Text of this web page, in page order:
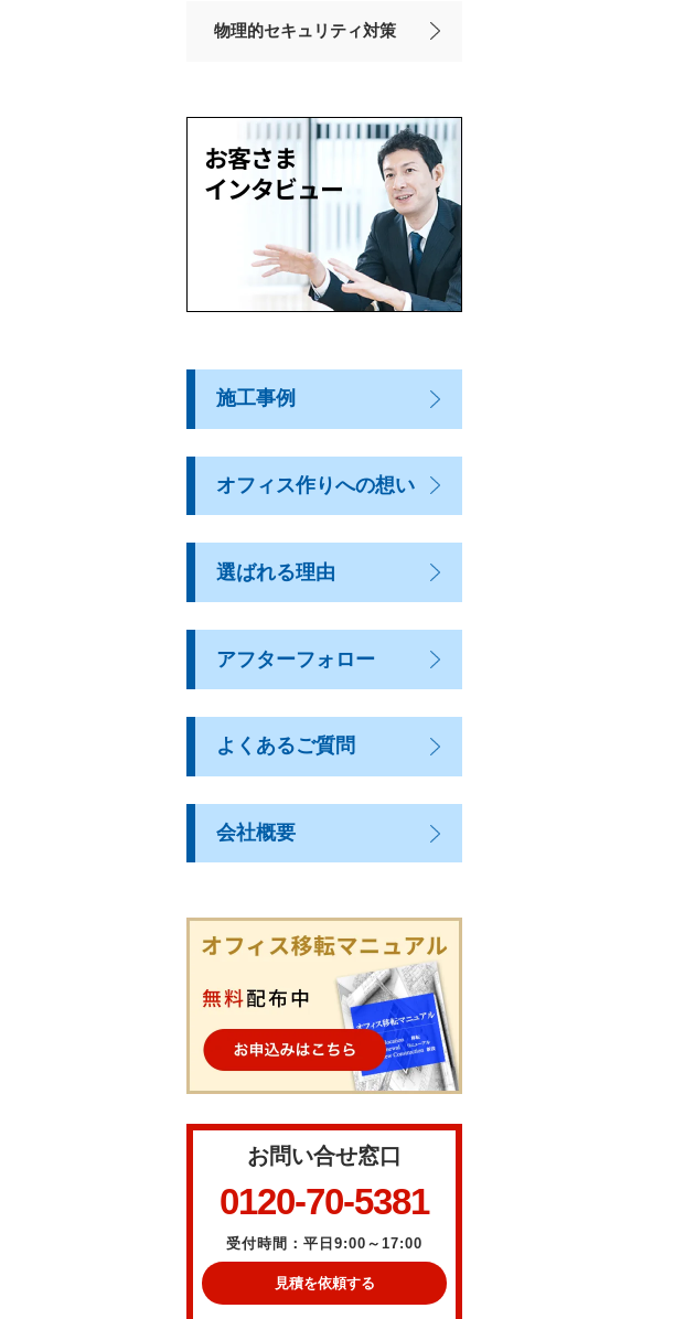
物理的セキュリティ対策
施工事例
オフィス作りへの想い
選ばれる理由
アフターフォロー
よくあるご質問
会社概要
お問い合せ窓口
0120-70-5381
受付時間：平日9:00～17:00
見積を依頼する